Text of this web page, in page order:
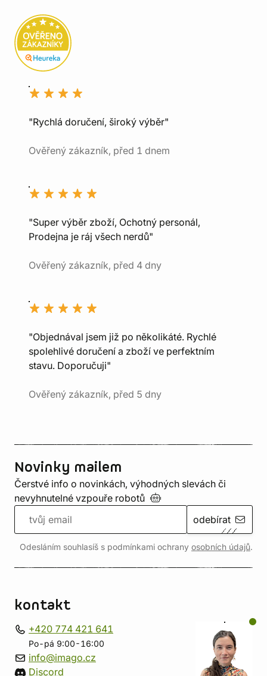
"Rychlá doručení, široký výběr"
Ověřený zákazník, před 1 dnem
"Super výběr zboží, Ochotný personál,
Prodejna je ráj všech nerdů"
Ověřený zákazník, před 4 dny
"Objednával jsem již po několikáté. Rychlé
spolehlivé doručení a zboží ve perfektním
stavu. Doporučuji"
Ověřený zákazník, před 5 dny
Novinky mailem
Čerstvé info o novinkách, výhodných slevách či
nevyhnutelné vzpouře robotů
odebírat
Odesláním souhlasíš s podmínkami ochrany osobních údajů.
kontakt
+420 774 421 641
Po-pá 9:00-16:00
info@imago.cz
Discord